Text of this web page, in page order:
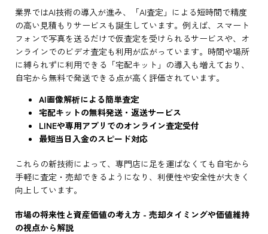
業界ではAI技術の導入が進み、「AI査定」による短時間で精度
の高い見積もりサービスも誕生しています。例えば、スマート
フォンで写真を送るだけで仮査定を受けられるサービスや、オ
ンラインでのビデオ査定も利用が広がっています。時間や場所
に縛られずに利用できる「宅配キット」の導入も増えており、
自宅から無料で発送できる点が高く評価されています。
AI画像解析による簡単査定
宅配キットの無料発送・返送サービス
LINEや専用アプリでのオンライン査定受付
最短当日入金のスピード対応
これらの新技術によって、専門店に足を運ばなくても自宅から
手軽に査定・売却できるようになり、利便性や安全性が大きく
向上しています。
市場の将来性と資産価値の考え方 - 売却タイミングや価値維持
の視点から解説